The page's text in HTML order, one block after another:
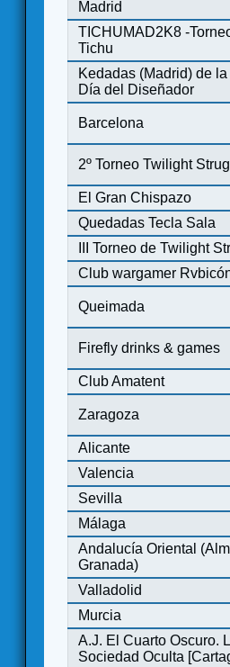
Madrid
TICHUMAD2K8 -
Tichu
Kedadas (Madrid) de
Día del Diseñador
Barcelona
2º Torneo Twilight
El Gran Chispazo
Quedadas Tecla Sala
III Torneo de Twilight
Club wargamer
Queimada
Firefly drinks & games
Club Amatent
Zaragoza
Alicante
Valencia
Sevilla
Málaga
Andalucía Oriental
Granada)
Valladolid
Murcia
A.J. El Cuarto Oscuro.
Sociedad Oculta